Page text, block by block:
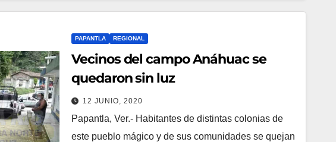
PAPANTLA REGIONAL
Vecinos del campo Anáhuac se
quedaron sin luz
12 JUNIO, 2020
Papantla, Ver.- Habitantes de distintas colonias de
este pueblo mágico y de sus comunidades se quejan